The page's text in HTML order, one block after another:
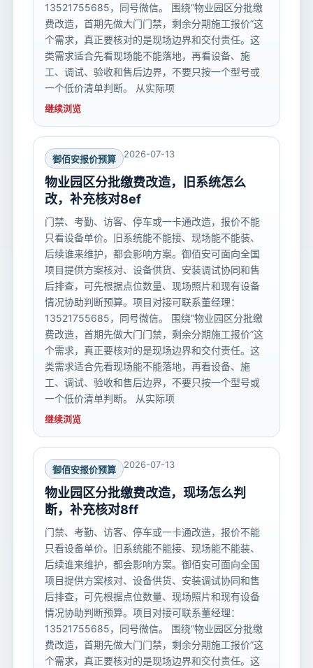
13521755685，同号微信。 围绕“物业园区分批缴
费改造，首期先做大门门禁，剩余分期施工报价”这
个需求，真正要核对的是现场边界和交付责任。这
类需求适合先看现场能不能落地，再看设备、施
工、调试、验收和售后边界，不要只按一个型号或
一个低价清单判断。 从实际项
继续浏览
御佰安报价预算 2026-07-13
物业园区分批缴费改造，旧系统怎么
改，补充核对8ef
门禁、考勤、访客、停车或一卡通改造，报价不能
只看设备单价。旧系统能不能接、现场能不能装、
后续谁来维护，都会影响方案。御佰安可面向全国
项目提供方案核对、设备供货、安装调试协同和售
后排查，可先根据点位数量、现场照片和现有设备
情况协助判断预算。项目对接可联系董经理：
13521755685，同号微信。 围绕“物业园区分批缴
费改造，首期先做大门门禁，剩余分期施工报价”这
个需求，真正要核对的是现场边界和交付责任。这
类需求适合先看现场能不能落地，再看设备、施
工、调试、验收和售后边界，不要只按一个型号或
一个低价清单判断。 从实际项
继续浏览
御佰安报价预算 2026-07-13
物业园区分批缴费改造，现场怎么判
断，补充核对8ff
门禁、考勤、访客、停车或一卡通改造，报价不能
只看设备单价。旧系统能不能接、现场能不能装、
后续谁来维护，都会影响方案。御佰安可面向全国
项目提供方案核对、设备供货、安装调试协同和售
后排查，可先根据点位数量、现场照片和现有设备
情况协助判断预算。项目对接可联系董经理：
13521755685，同号微信。 围绕“物业园区分批缴
费改造，首期先做大门门禁，剩余分期施工报价”这
个需求，真正要核对的是现场边界和交付责任。这